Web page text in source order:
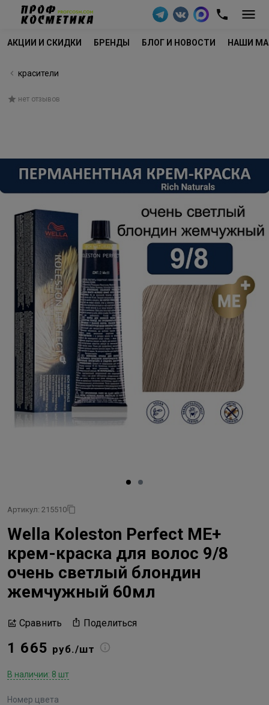
АКЦИИ И СКИДКИ БРЕНДЫ БЛОГ И НОВОСТИ НАШИ
красители
нет отзывов
Артикул: 215510
Wella Koleston Perfect ME+
крем-краска для волос 9/8
очень светлый блондин
жемчужный 60мл
Сравнить Поделиться
1 665 руб./шт
В наличии: 8 шт
Номер цвета